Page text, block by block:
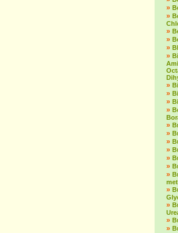
»
»
»
»
»
»
»
»
»
»
»
»
»
»
»
»
»
»
»
»
»